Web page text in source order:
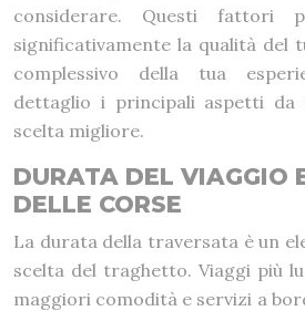
considerare. Questi fattori
significativamente la qualità del
complessivo della tua
dettaglio i principali aspetti da
scelta migliore.
DURATA DEL VIAGGIO
DELLE CORSE
La durata della traversata è un
scelta del traghetto. Viaggi più
maggiori comodità e servizi a